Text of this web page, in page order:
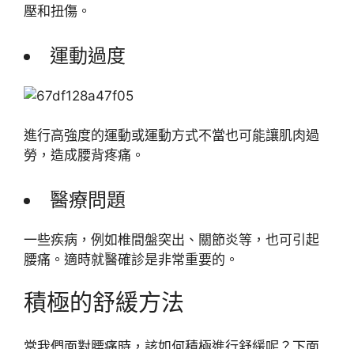
壓和扭傷。
運動過度
進行高強度的運動或運動方式不當也可能讓肌肉過
勞，造成腰背疼痛。
醫療問題
一些疾病，例如椎間盤突出、關節炎等，也可引起
腰痛。適時就醫確診是非常重要的。
積極的舒緩方法